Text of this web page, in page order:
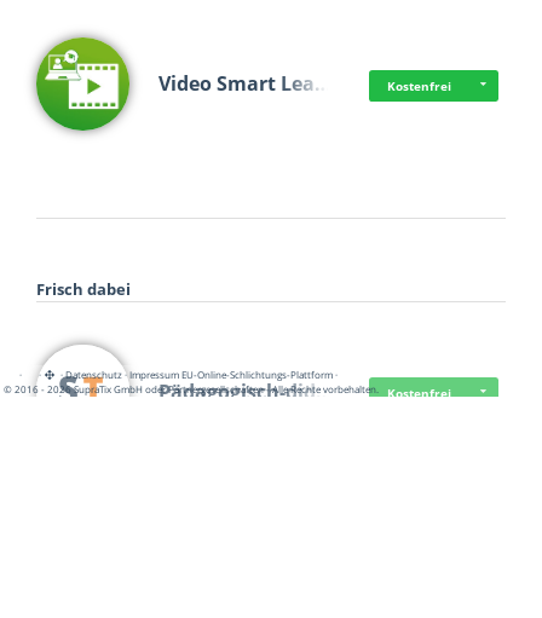
Video Smart Lea… Kostenfrei
Frisch dabei
Pädagogisch-did… Kostenfrei
· · ·Datenschutz·Impressum EU-Online-Schlichtungs-Plattform·
© 2016 - 2026 SupraTix GmbH oder Partnergesellschaften - Alle Rechte vorbehalten.